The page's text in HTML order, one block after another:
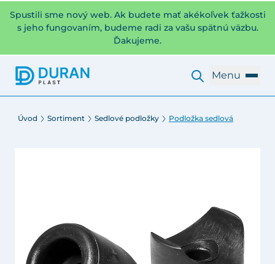
Spustili sme nový web. Ak budete mať akékoľvek ťažkosti
s jeho fungovaním, budeme radi za vašu spätnú väzbu.
Ďakujeme.
Menu
Úvod Sortiment Sedlové podložky Podložka sedlová